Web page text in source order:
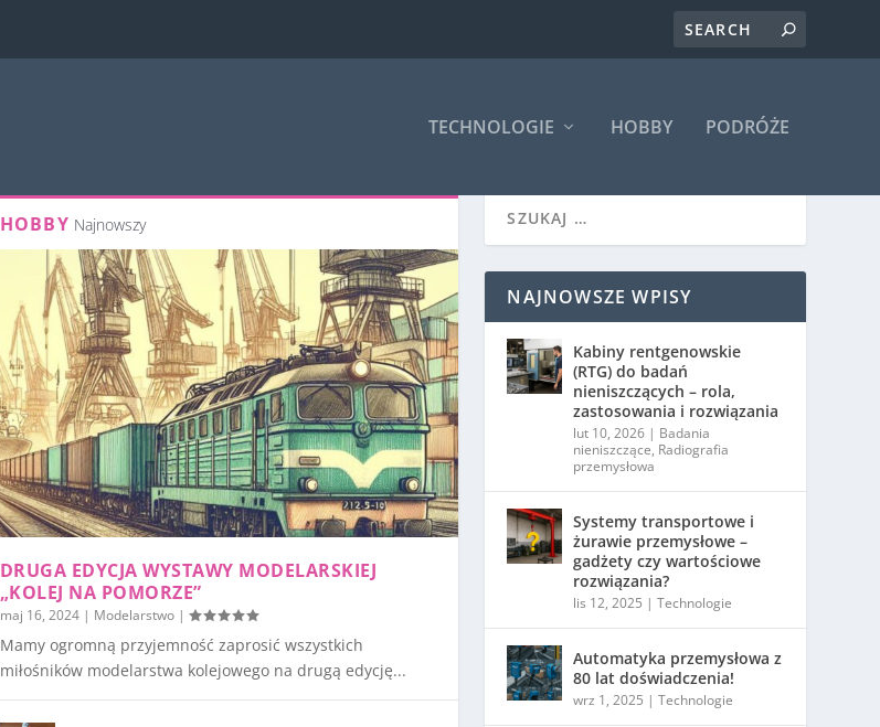
TECHNOLOGIE HOBBY PODRÓŻE
HOBBY Najnowszy
DRUGA EDYCJA WYSTAWY MODELARSKIEJ
„KOLEJ NA POMORZE”
maj 16, 2024| Modelarstwo|
Mamy ogromną przyjemność zaprosić wszystkich
miłośników modelarstwa kolejowego na drugą edycję...
NAJNOWSZE WPISY
Kabiny rentgenowskie
(RTG) do badań
nieniszczących – rola,
zastosowania i rozwiązania
lut 10, 2026 | Badania
nieniszczące, Radiografia
przemysłowa
Systemy transportowe i
żurawie przemysłowe –
gadżety czy wartościowe
rozwiązania?
lis 12, 2025 |Technologie
Automatyka przemysłowa z
80 lat doświadczenia!
wrz 1, 2025 |Technologie